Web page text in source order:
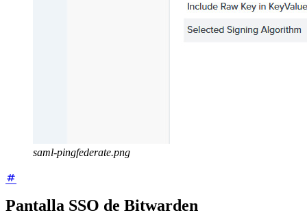
saml-pingfederate.png
Pantalla SSO de Bitwarden